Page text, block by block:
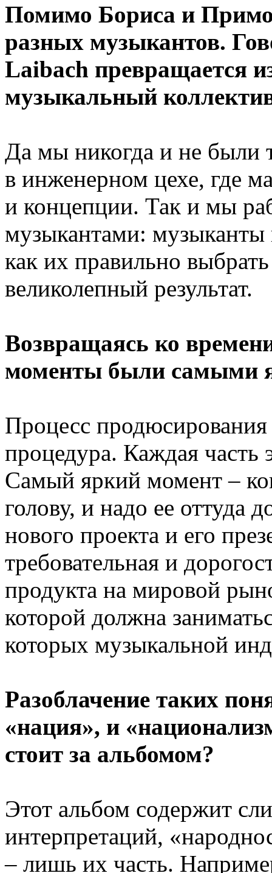
Помимо Бориса и
разных музыкантов.
Laibach превращается
музыкальный
Да мы никогда и не были
в инженерном цехе, где
и концепции. Так и мы
музыкантами: музыканты
как их правильно
великолепный результат.
Возвращаясь ко
моменты были самыми
Процесс продюсирования
процедура. Каждая часть
Самый яркий момент –
голову, и надо ее оттуда
нового проекта и его
требовательная и
продукта на мировой
которой должна
которых музыкальной
Разоблачение таких
«нация», и
стоит за альбомом?
Этот альбом содержит
интерпретаций,
– лишь их часть.